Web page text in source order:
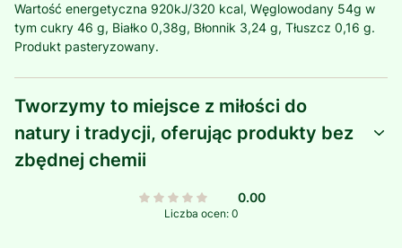
Wartość energetyczna 920kJ/320 kcal, Węglowodany 54g w
tym cukry 46 g, Białko 0,38g, Błonnik 3,24 g, Tłuszcz 0,16 g.
Produkt pasteryzowany.
Tworzymy to miejsce z miłości do
natury i tradycji, oferując produkty bez
zbędnej chemii
0.00
Liczba ocen: 0